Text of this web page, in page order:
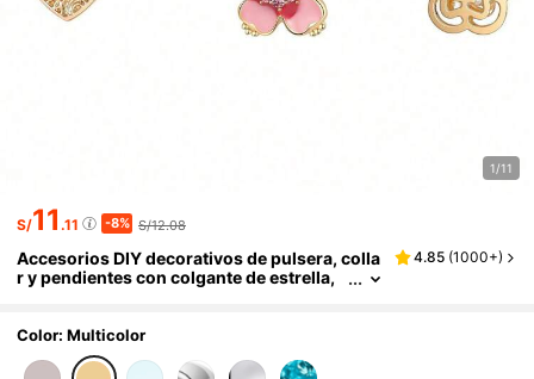
1/11
S/11.11 -8% S/12.08
Accesorios DIY decorativos de pulsera, colla
r y pendientes con colgante de estrella,
moda
4.85 (1000+)
Color: Multicolor